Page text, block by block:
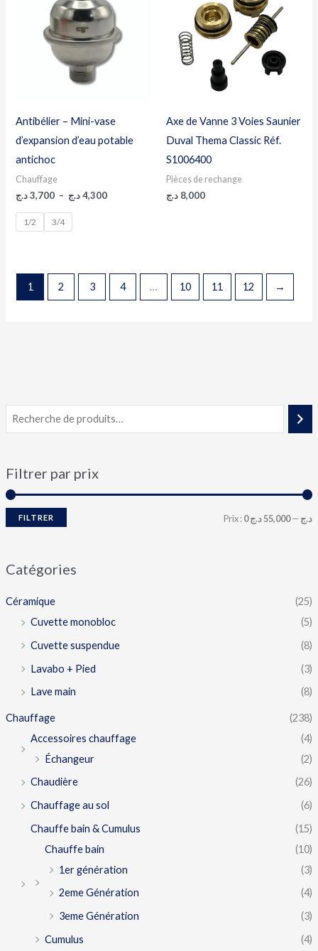
Filtrer par prix
FILTRER Prix : 0 د.ج—55,000 د.ج
Catégories
Céramique
(25)
Cuvette monobloc
(5)
Cuvette suspendue
(8)
Lavabo + Pied
(3)
Lave main
(8)
Chauffage
(238)
Accessoires chauffage
(4)
Échangeur
(2)
Chaudière
(26)
Chauffage au sol
(6)
Chauffe bain & Cumulus
(15)
Chauffe bain
(10)
1er génération
(3)
2eme Génération
(4)
3eme Génération
(3)
Cumulus
(4)
Antibélier – Mini-vase
d’expansion d’eau potable
antichoc
Chauffage
3,700 د.ج – 4,300 د.ج
3,700 د.ج
à
1/2 3/4
Axe de Vanne 3 Voies Saunier
Duval Thema Classic Réf.
S1006400
Pièces de rechange
8,000 د.ج
1 2 3 4 … 10 11 12 →